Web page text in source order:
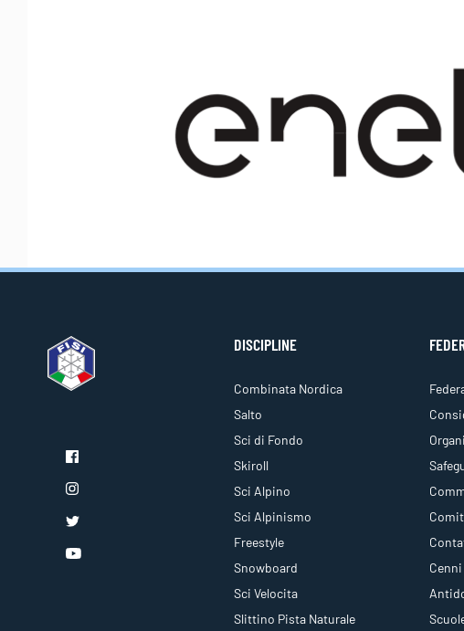
DISCIPLINE
Combinata Nordica
Salto
Sci di Fondo
Skiroll
Sci Alpino
Sci Alpinismo
Freestyle
Snowboard
Sci Velocita
Slittino Pista Naturale